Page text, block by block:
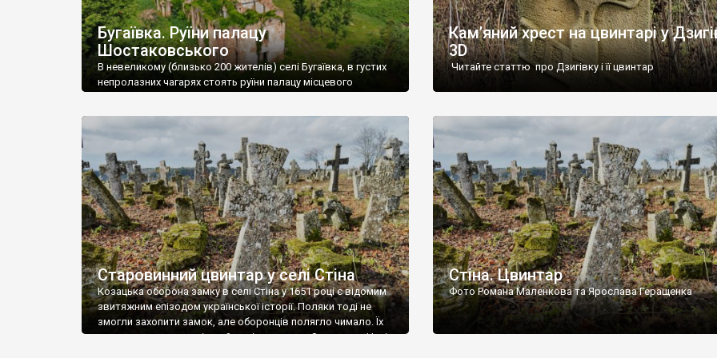
Бугаївка. Руїни палацу
Шостаковського
В невеликому (близько 200 жителів) селі Бугаївка, в густих
непролазних чагарях стоять руїни палацу місцевого
потім клуб, ще пізніше – гуртожиток. У 60-х роках минулого
століття тут розмістили туберкульозну лікарню. Коли із
палацу виїхала лікарня – ми точно не […]
Кам’яний хрест на цвинтарі у
3D
Читайте статтю про Дзигівку і її цвинтар
Старовинний цвинтар у селі Стіна
Козацька оборона замку в селі Стіна у 1651 році є відомим
звитяжним епізодом української історії. Поляки тоді не
змогли захопити замок, але оборонців полягло чимало. Їх
поховали на цвинтарі, який тоді називався Замковим. Нині
Стіна. Цвинтар
Фото Романа Маленкова та Ярослава Геращенка